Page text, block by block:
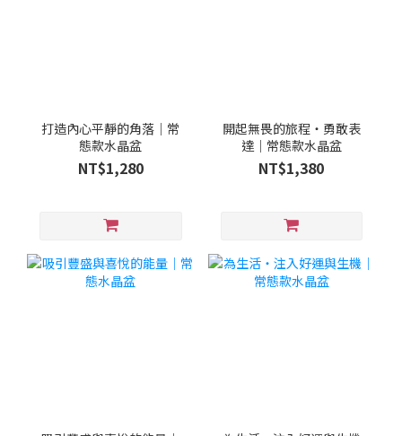
打造內心平靜的角落｜常
態款水晶盆
NT$1,280
開起無畏的旅程・勇敢表
達｜常態款水晶盆
NT$1,380